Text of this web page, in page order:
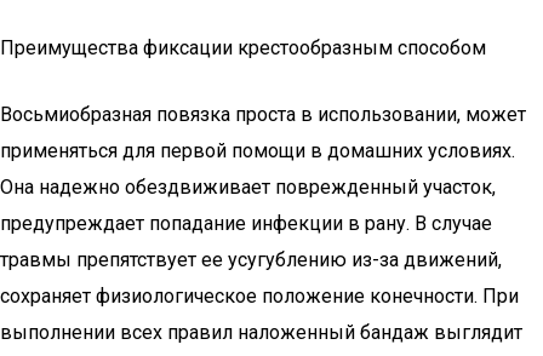
Преимущества фиксации крестообразным способом
Восьмиобразная повязка проста в использовании, может
применяться для первой помощи в домашних условиях.
Она надежно обездвиживает поврежденный участок,
предупреждает попадание инфекции в рану. В случае
травмы препятствует ее усугублению из-за движений,
сохраняет физиологическое положение конечности. При
выполнении всех правил наложенный бандаж выглядит